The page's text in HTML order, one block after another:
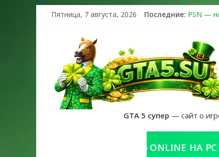
Пятница, 7 августа, 2026 Последние: PSN —
GTA 6
GTA 5 супер — сайт о
КУПИТЬ GTA 5 ONLINE НА PC